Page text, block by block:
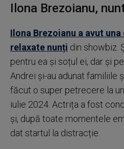
Ilona Brezoianu,
Ilona Brezoianu a avut
relaxate nunți din showbiz.
pentru ea și soțul ei, dar și
Andrei și-au adunat familiile
făcut o super petrecere la
iulie 2024. Actrița a fost
și, după toate momentele
dat startul la distracție.